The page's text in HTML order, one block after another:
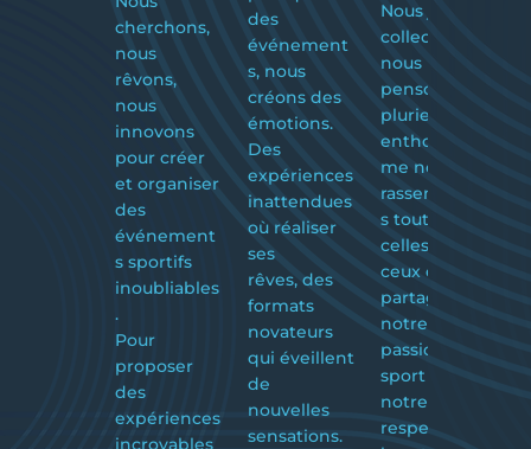
cherchons,
nous
rêvons,
nous
innovons
pour créer
et organiser
des
événement
s sportifs
inoubliables
.
Pour
proposer
des
expériences
incroyables
des
événement
s, nous
créons des
émotions.
Des
expériences
inattendues
où réaliser
ses
rêves, des
formats
novateurs
qui éveillent
de
nouvelles
sensations.
Nous jouons
collectif et
nous
pensons au
pluriel. Avec
enthousias
me nous
rassemblon
s toutes
celles et
ceux qui
partagent
notre
passion du
sport et
notre
respect de